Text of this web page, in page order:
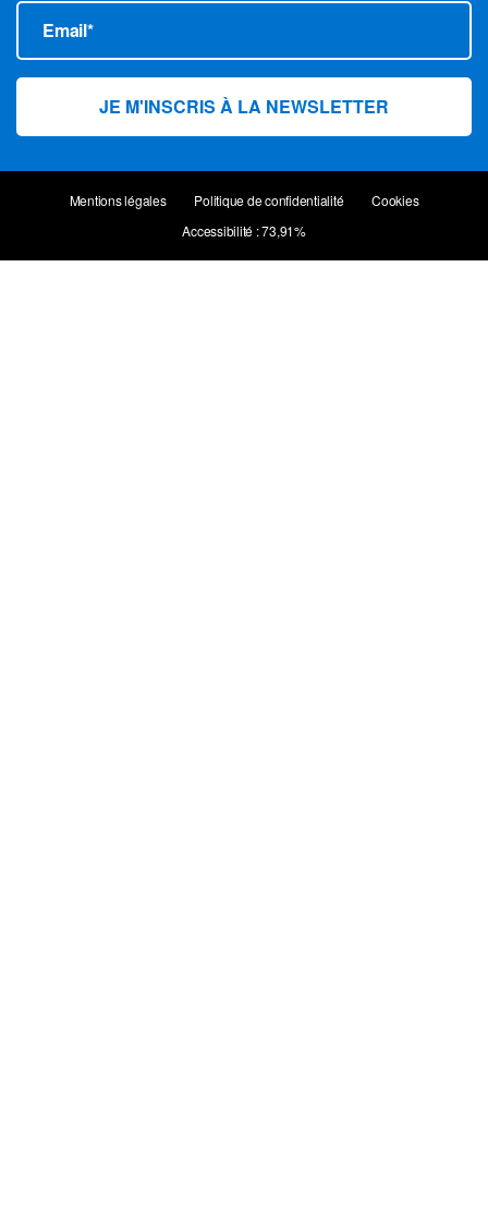
Email*
Mentions légales Politique de confidentialité
Cookies
Accessibilité : 73,91%